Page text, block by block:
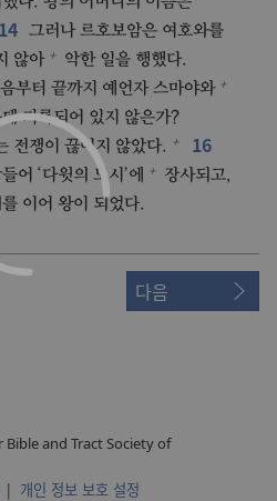
14 그러나 르호보암은 여호와를
않아 + 악한 일을 행했다.
부터 끝까지 예언자 스마야와 +
기록되어 있지 않은가?
전쟁이 끊이지 않았다. + 16
어 ‘다윗의 도시’에 + 장사되고,
이어 왕이 되었다.
다음
and Tract Society of
| 개인 정보 보호 설정